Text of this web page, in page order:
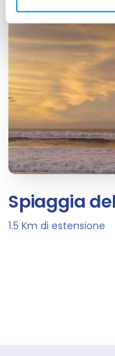
Spiaggia
1.5 Km di estensione